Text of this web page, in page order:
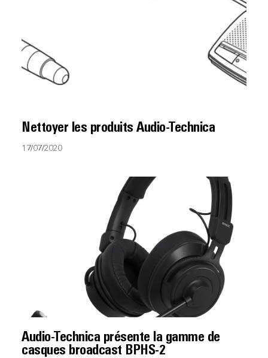
Nettoyer les produits Audio-Technica
17/07/2020
Audio-Technica présente la gamme de
casques broadcast BPHS-2